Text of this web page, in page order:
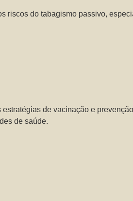
riscos do tabagismo passivo,
estratégias de vacinação e
de saúde.